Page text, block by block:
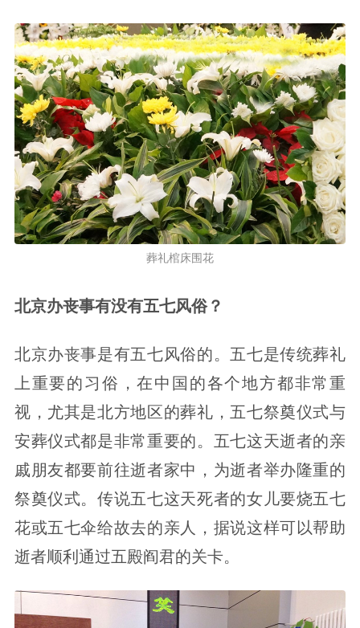
葬礼棺床围花
北京办丧事有没有五七风俗？
北京办丧事是有五七风俗的。五七是传统葬礼
上重要的习俗，在中国的各个地方都非常重
视，尤其是北方地区的葬礼，五七祭奠仪式与
安葬仪式都是非常重要的。五七这天逝者的亲
戚朋友都要前往逝者家中，为逝者举办隆重的
祭奠仪式。传说五七这天死者的女儿要烧五七
花或五七伞给故去的亲人，据说这样可以帮助
逝者顺利通过五殿阎君的关卡。